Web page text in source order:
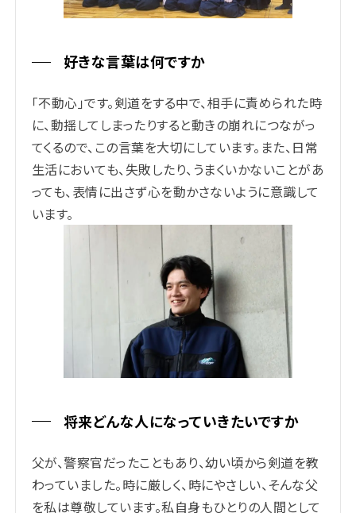
好きな言葉は何ですか
「不動心」です。剣道をする中で、相手に責められた時
に、動揺してしまったりすると動きの崩れにつながっ
てくるので、この言葉を大切にしています。また、日常
生活においても、失敗したり、うまくいかないことがあ
っても、表情に出さず心を動かさないように意識して
います。
将来どんな人になっていきたいですか
父が、警察官だったこともあり、幼い頃から剣道を教
わっていました。時に厳しく、時にやさしい、そんな父
を私は尊敬しています。私自身もひとりの人間として